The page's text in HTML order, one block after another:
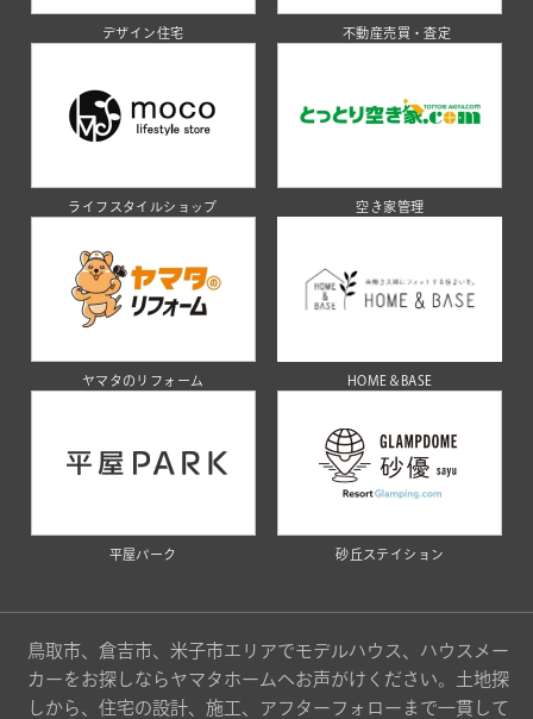
デザイン住宅 不動産売買・査定
ライフスタイルショップ 空き家管理
ヤマタのリフォーム HOME＆BASE
平屋パーク 砂丘ステイション
鳥取市、倉吉市、米子市エリアでモデルハウス、ハウスメー
カーをお探しならヤマタホームへお声がけください。土地探
しから、住宅の設計、施工、アフターフォローまで一貫して